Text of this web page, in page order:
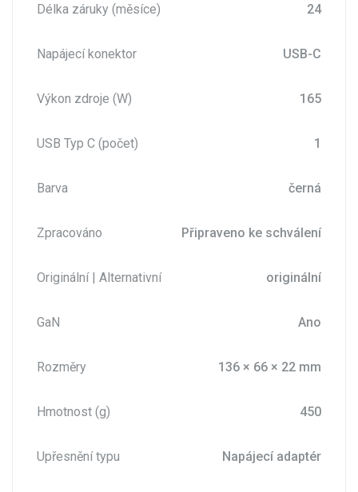
Délka záruky (měsíce) 24
Napájecí konektor USB-C
Výkon zdroje (W) 165
USB Typ C (počet) 1
Barva černá
Zpracováno Připraveno ke schválení
Originální | Alternativní originální
GaN Ano
Rozměry 136 × 66 × 22 mm
Hmotnost (g) 450
Upřesnění typu Napájecí adaptér